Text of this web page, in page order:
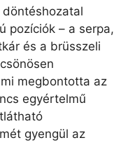
pozíciók – a serpa,
és a brüsszeli
megbontotta az
egyértelmű
gyengül az